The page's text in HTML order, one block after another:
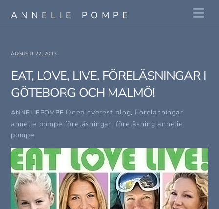
ANNELIE POMPE
AUGUSTI 22, 2013
EAT, LOVE, LIVE. FÖRELÄSNINGAR I
GÖTEBORG OCH MALMÖ!
ANNELIEPOMPE Deep everest blog, Föreläsningar
annelie pompe föreläsningar, föreläsning annelie
pompe